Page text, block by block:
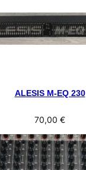
ALESIS M-EQ 230
70,00 €